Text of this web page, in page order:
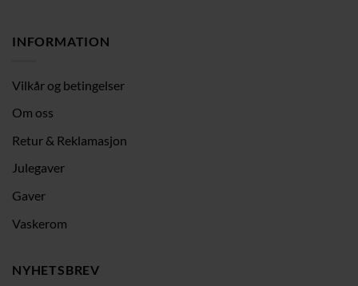
INFORMATION
Vilkår og betingelser
Om oss
Retur & Reklamasjon
Julegaver
Gaver
Vaskerom
NYHETSBREV